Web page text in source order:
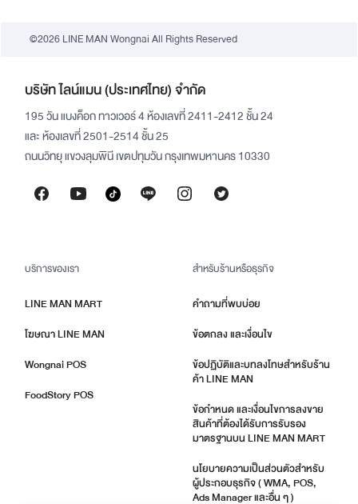
©2026 LINE MAN Wongnai All Rights Reserved
บริษัท ไลน์แมน (ประเทศไทย) จำกัด
195 วัน แบงค็อก ทาวเวอร์ 4 ห้องเลขที่ 2411-2412 ชั้น 24
และ ห้องเลขที่ 2501-2514 ชั้น 25
ถนนวิทยุ แขวงลุมพินี เขตปทุมวัน กรุงเทพมหานคร 10330
บริการของเรา
LINE MAN MART
โฆษณา LINE MAN
Wongnai POS
FoodStory POS
สำหรับร้านหรือธุรกิจ
คำถามที่พบบ่อย
ข้อตกลง และเงื่อนไข
ข้อปฏิบัติและบทลงโทษสำหรับร้าน
ค้า LINE MAN
ข้อกำหนด และเงื่อนไขการลงขาย
สินค้าที่ต้องได้รับการรับรอง
มาตรฐานบน LINE MAN MART
นโยบายความเป็นส่วนตัวสำหรับ
ผู้ประกอบธุรกิจ ( WMA, POS,
Ads Manager และอื่น ๆ )